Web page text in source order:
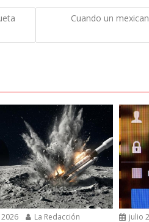
Cuando un
La Redacción julio